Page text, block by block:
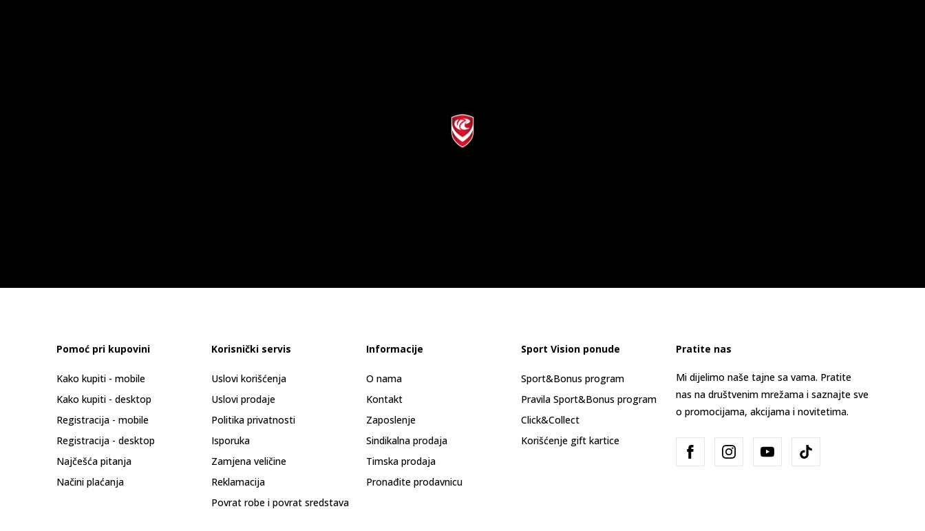
Pomoć pri kupovini
Kako kupiti - mobile
Kako kupiti - desktop
Registracija - mobile
Registracija - desktop
Najčešća pitanja
Načini plaćanja
Korisnički servis
Uslovi korišćenja
Uslovi prodaje
Politika privatnosti
Isporuka
Zamjena veličine
Reklamacija
Povrat robe i povrat sredstava
Informacije
O nama
Kontakt
Zaposlenje
Sindikalna prodaja
Timska prodaja
Pronađite prodavnicu
Sport Vision ponude
Sport&Bonus program
Pravila Sport&Bonus program
Click&Collect
Korišćenje gift kartice
Pratite nas
Mi dijelimo naše tajne sa vama. Pratite
nas na društvenim mrežama i saznajte sve
o promocijama, akcijama i novitetima.